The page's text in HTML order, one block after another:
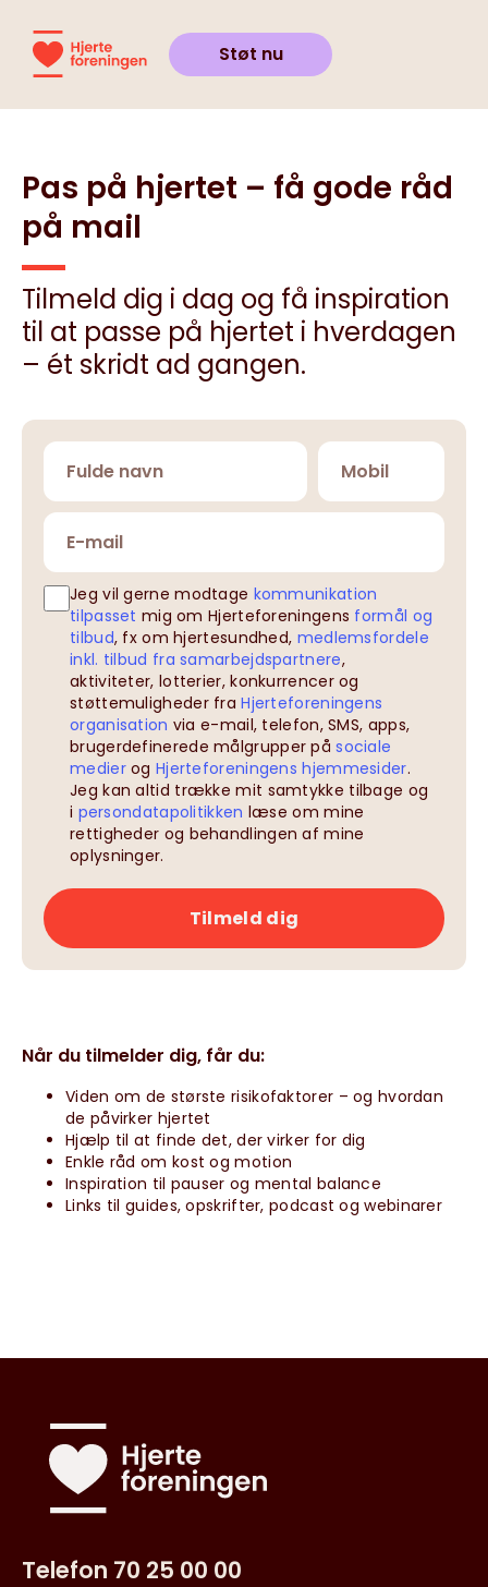
Støt nu
Pas på hjertet – få gode råd
på mail
Tilmeld dig i dag og få inspiration
til at passe på hjertet i hverdagen
– ét skridt ad gangen.
Jeg vil gerne modtage kommunikation
tilpasset mig om Hjerteforeningens formål og
tilbud, fx om hjertesundhed, medlemsfordele
inkl. tilbud fra samarbejdspartnere,
aktiviteter, lotterier, konkurrencer og
støttemuligheder fraHjerteforeningens
organisation via e-mail, telefon, SMS, apps,
brugerdefinerede målgrupper påsociale
medierog Hjerteforeningens hjemmesider.
Jeg kan altid trække mit samtykke tilbage og
i persondatapolitikken læse om mine
rettigheder og behandlingen af mine
oplysninger.
Tilmeld dig
Når du tilmelder dig, får du:
Viden om de største risikofaktorer – og hvordan
de påvirker hjertet
Hjælp til at finde det, der virker for dig
Enkle råd om kost og motion
Inspiration til pauser og mental balance
Links til guides, opskrifter, podcast og webinarer
Telefon 70 25 00 00